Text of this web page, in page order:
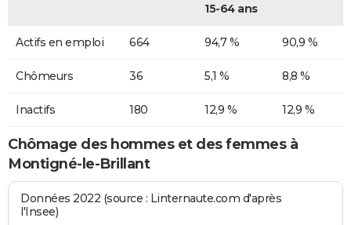
15-64 ans
Actifs en emploi 664 94,7 % 90,9 %
Chômeurs 36 5,1 % 8,8 %
Inactifs 180 12,9 % 12,9 %
Chômage des hommes et des femmes à
Montigné-le-Brillant
Données 2022 (source : Linternaute.com d'après
l'Insee)